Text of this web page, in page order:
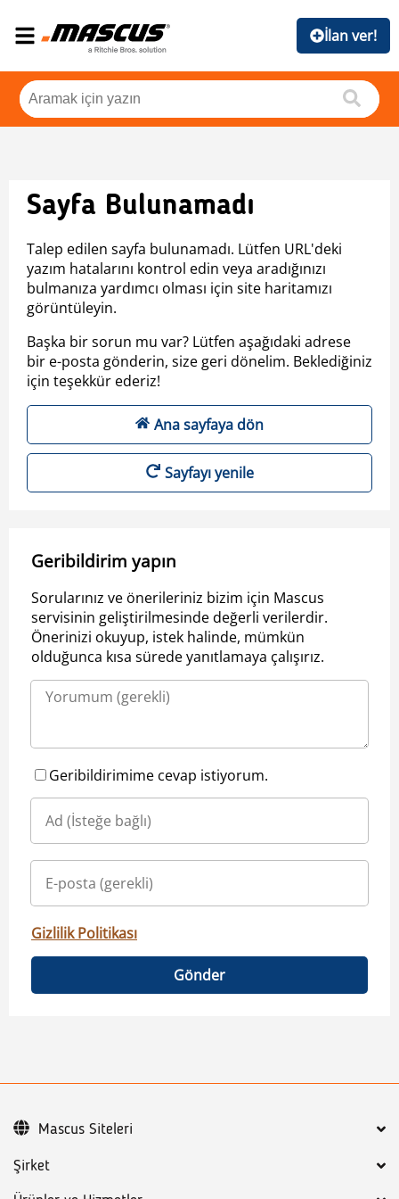
İlan ver!
Sayfa Bulunamadı
Talep edilen sayfa bulunamadı. Lütfen URL'deki
yazım hatalarını kontrol edin veya aradığınızı
bulmanıza yardımcı olması için site haritamızı
görüntüleyin.
Başka bir sorun mu var? Lütfen aşağıdaki adrese
bir e-posta gönderin, size geri dönelim. Beklediğiniz
için teşekkür ederiz!
Ana sayfaya dön
Sayfayı yenile
Geribildirim yapın
Sorularınız ve önerileriniz bizim için Mascus
servisinin geliştirilmesinde değerli verilerdir.
Önerinizi okuyup, istek halinde, mümkün
olduğunca kısa sürede yanıtlamaya çalışırız.
Geribildirimime cevap istiyorum.
Gizlilik Politikası
Gönder
Şirket
Mascus Siteleri